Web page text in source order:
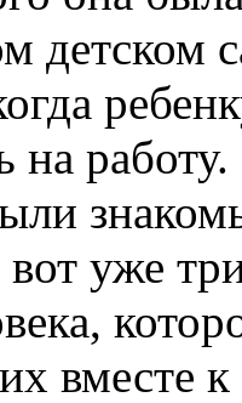
детском
на
уже
вместе